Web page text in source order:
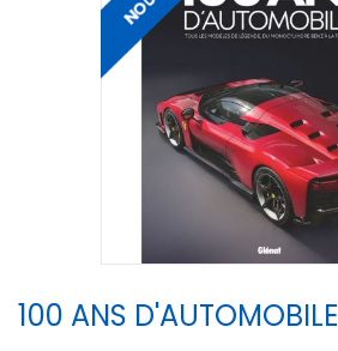
100 ANS D'AUTOMOBILE